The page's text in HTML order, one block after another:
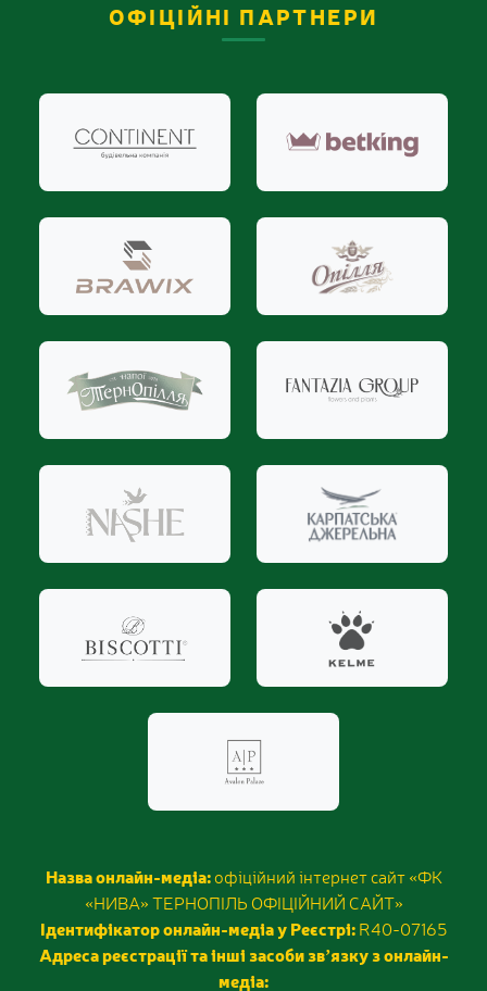
ОФІЦІЙНІ ПАРТНЕРИ
Назва онлайн-медіа:офіційний інтернет сайт «ФК
«НИВА» ТЕРНОПІЛЬ ОФІЦІЙНИЙ САЙТ»
Ідентифікатор онлайн-медіа у Реєстрі:R40-07165
Адреса реєстрації та інші засоби звʼязку з онлайн-
медіа: